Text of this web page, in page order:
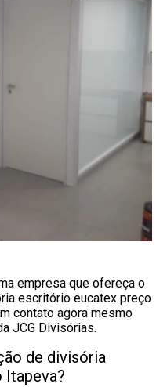
empresa que ofereça o
escritório eucatex preço
contato agora mesmo
JCG Divisórias.
de divisória